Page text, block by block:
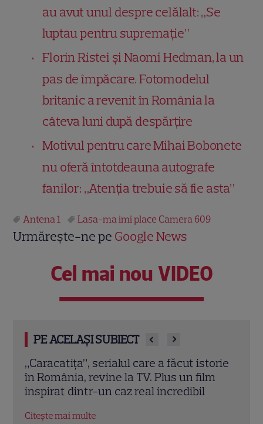
au avut unul despre celălalt: „Se
luptau pentru supremație”
Florin Ristei și Naomi Hedman, la un
pas de împăcare. Fotomodelul
britanic a revenit în România la
câteva luni după despărțire
Motivul pentru care Mihai Bobonete
nu oferă întotdeauna autografe
fanilor: „Atenția trebuie să fie asta”
Antena 1 Lasa-ma imi place Camera 609
Urmărește-ne pe Google News
Cel mai nou VIDEO
PE ACELAȘI SUBIECT
Iuliana Pepene, despre silueta de
invidiat: „Ridic 85 de kilograme”. Ce
alimente evită vedeta Antena 1.